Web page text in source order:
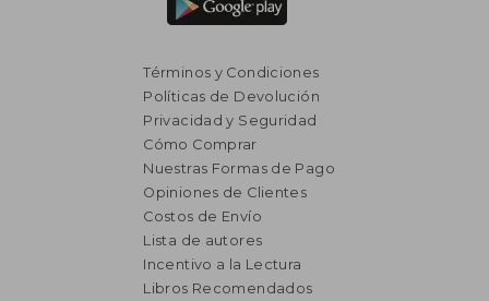
Términos y Condiciones
Políticas de Devolución
Privacidad y Seguridad
Cómo Comprar
Nuestras Formas de Pago
Opiniones de Clientes
Costos de Envío
Lista de autores
Incentivo a la Lectura
Libros Recomendados